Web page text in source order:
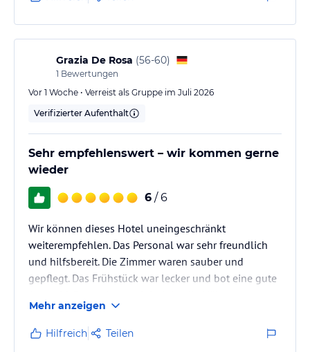
Grazia De Rosa (56-60)
1 Bewertungen
Vor 1 Woche • Verreist als Gruppe im Juli 2026
Verifizierter Aufenthalt
Sehr empfehlenswert – wir kommen gerne
wieder
6 / 6
Wir können dieses Hotel uneingeschränkt
weiterempfehlen. Das Personal war sehr freundlich
und hilfsbereit. Die Zimmer waren sauber und
gepflegt. Das Frühstück war lecker und bot eine gute
Bahnhof ideal für Städtereisen. Wir würden jederzeit
wieder hier übernachten.
Mehr anzeigen
Hilfreich Teilen